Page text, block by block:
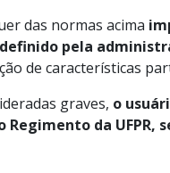
das normas acima
pela
de características
graves, o
da UFPR,